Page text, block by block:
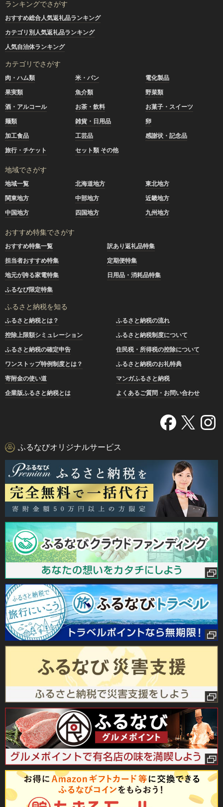
ランキングでさがす
おすすめ総合人気返礼品ランキング
カテゴリ別人気返礼品ランキング
人気自治体ランキング
カテゴリでさがす
肉・ハム類 米・パン
電化製品
果実類
魚介類
野菜類
酒・アルコール
お茶・飲料
お菓子・スイーツ
麺類
雑貨・日用品
卵
加工食品
工芸品
感謝状・記念品
旅行・チケット
セット類 その他
地域でさがす
地域一覧 北海道地方
東北地方
関東地方
中部地方
近畿地方
中国地方
四国地方 九州地方
おすすめ特集でさがす
おすすめ特集一覧
訳あり返礼品特集
担当者おすすめ特集
定期便特集
地元が誇る家電特集
日用品・消耗品特集
ふるなび限定特集
ふるさと納税を知る
ふるさと納税とは？
ふるさと納税の流れ
控除上限額シミュレーション
ふるさと納税制度について
ふるさと納税の確定申告
住民税・所得税の控除について
ワンストップ特例制度とは？
ふるさと納税のお礼特典
寄附金の使い道
マンガふるさと納税
企業版ふるさと納税とは
よくあるご質問・お問い合わせ
ふるなびオリジナルサービス